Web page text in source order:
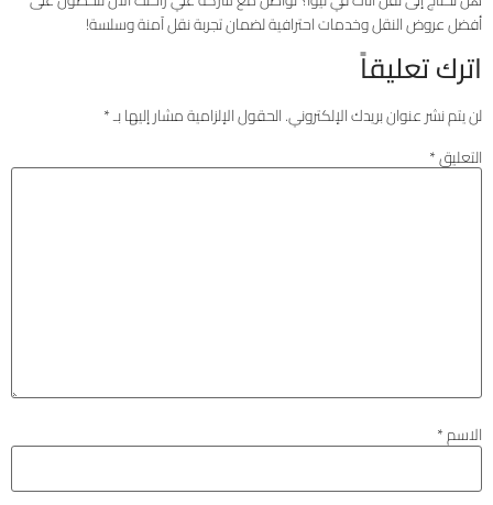
أفضل عروض النقل وخدمات احترافية لضمان تجربة نقل آمنة وسلسة!
اترك تعليقاً
لن يتم نشر عنوان بريدك الإلكتروني.الحقول الإلزامية مشار إليها بـ*
التعليق*
الاسم*